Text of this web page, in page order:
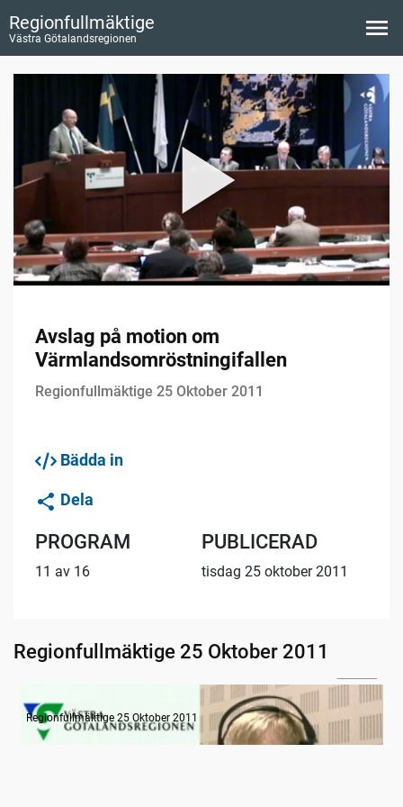
Regionfullmäktige
Västra Götalandsregionen
Avslag på motion om
Värmlandsomröstningifallen
Regionfullmäktige 25 Oktober 2011
Bädda in
Dela
PROGRAM
11 av 16
PUBLICERAD
tisdag 25 oktober 2011
Regionfullmäktige 25 Oktober 2011
Radion informerar
Regionfullmäktige 25 Oktober 2011